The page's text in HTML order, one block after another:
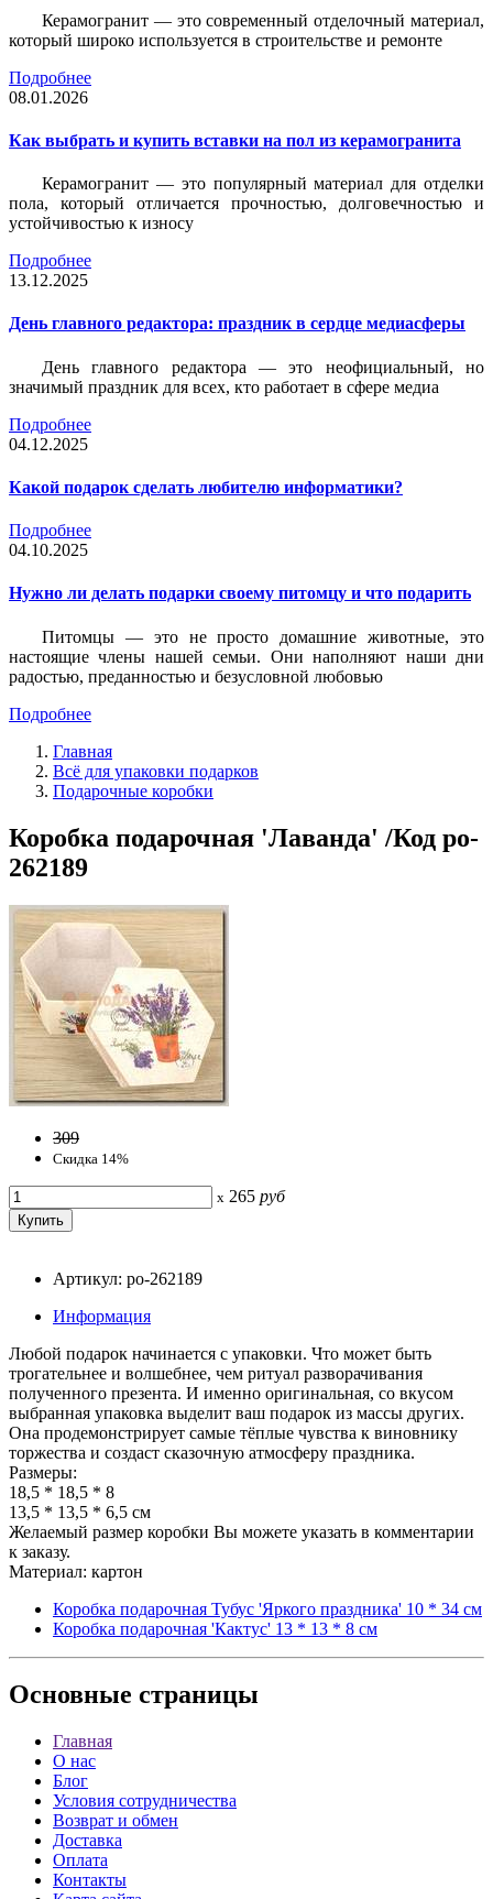
Керамогранит — это современный отделочный материал,
который широко используется в строительстве и ремонте
Подробнее
08.01.2026
Как выбрать и купить вставки на пол из керамогранита
Керамогранит — это популярный материал для отделки
пола, который отличается прочностью, долговечностью и
устойчивостью к износу
Подробнее
13.12.2025
День главного редактора: праздник в сердце медиасферы
День главного редактора — это неофициальный, но
значимый праздник для всех, кто работает в сфере медиа
Подробнее
04.12.2025
Какой подарок сделать любителю информатики?
Подробнее
04.10.2025
Нужно ли делать подарки своему питомцу и что подарить
Питомцы — это не просто домашние животные, это
настоящие члены нашей семьи. Они наполняют наши дни
радостью, преданностью и безусловной любовью
Подробнее
Главная
Всё для упаковки подарков
Подарочные коробки
Коробка подарочная 'Лаванда' /Код po-
262189
309
Скидка 14%
x 265 руб
Артикул: po-262189
Информация
Любой подарок начинается с упаковки. Что может быть
трогательнее и волшебнее, чем ритуал разворачивания
полученного презента. И именно оригинальная, со вкусом
выбранная упаковка выделит ваш подарок из массы других.
Она продемонстрирует самые тёплые чувства к виновнику
торжества и создаст сказочную атмосферу праздника.
Размеры:
18,5 * 18,5 * 8
13,5 * 13,5 * 6,5 см
Желаемый размер коробки Вы можете указать в комментарии
к заказу.
Материал: картон
Коробка подарочная Тубус 'Яркого праздника' 10 * 34 см
Коробка подарочная 'Кактус' 13 * 13 * 8 см
Основные страницы
Главная
О нас
Блог
Условия сотрудничества
Возврат и обмен
Доставка
Оплата
Контакты